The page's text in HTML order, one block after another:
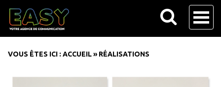
VOUS ÊTES ICI : ACCUEIL» RÉALISATIONS